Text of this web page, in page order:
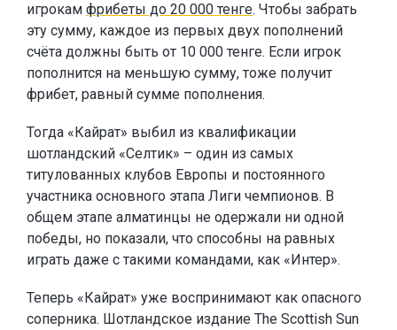
игрокам фрибеты до 20 000 тенге. Чтобы забрать
эту сумму, каждое из первых двух пополнений
счёта должны быть от 10 000 тенге. Если игрок
пополнится на меньшую сумму, тоже получит
фрибет, равный сумме пополнения.
Тогда «Кайрат» выбил из квалификации
шотландский «Селтик» – один из самых
титулованных клубов Европы и постоянного
участника основного этапа Лиги чемпионов. В
общем этапе алматинцы не одержали ни одной
победы, но показали, что способны на равных
играть даже с такими командами, как «Интер».
Теперь «Кайрат» уже воспринимают как опасного
соперника. Шотландское издание The Scottish Sun